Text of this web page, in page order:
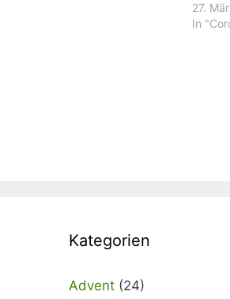
27.
In
Kategorien
Advent (24)